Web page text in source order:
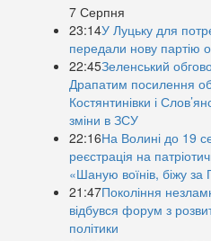
7 Серпня
23:14У Луцьку для
передали нову партію
22:45Зеленський
Драпатим посилення
Костянтинівки і
зміни в ЗСУ
22:16На Волині до 19
реєстрація на
«Шаную воїнів, біжу за
21:47Покоління
відбувся форум з
політики